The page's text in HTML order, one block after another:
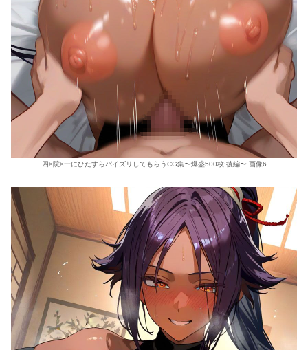
四×院×一にひたすらパイズリしてもらうCG集〜爆盛500枚:後編〜 画像6